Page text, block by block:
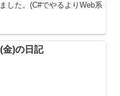
した。(C#でやるよりWeb系
金)の日記